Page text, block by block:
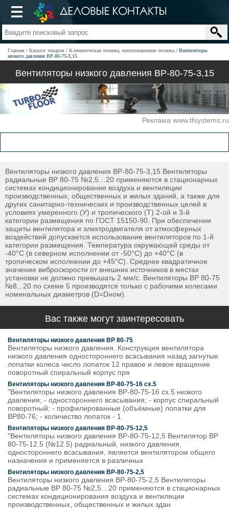
Главная Каталог товаров Климатическая техника, вентиляционная техника
Вентиляторы
низкого давления ВР-80-75-3,15
Вентиляторы низкого давления ВР-80-75-3,15
Реклама www.tfsystems.ru
Вентиляторы низкого давления ВР-80-75-3,15 Вентиляторы
радиальные ВР 80-75 №2,5…20 применяются в стационарных
системах кондиционирования воздуха и вентиляции
производственных, общественных и жилых зданий, а также для
других санитарно-технических и производственных целей в
условиях умеренного (У) и тропического (Т) 2-ой и 3-й
категории размещения по ГОСТ 15150-90. При обеспечении
защиты вентилятора и электродвигателя от атмосферных
воздействий допускается использование вентиляторов по 1-й
категории размещения. Температура окружающей среды от
-40°С (в северном исполнении от -50°С) до +40°С (в
тропическом исполнении до +45°С). Среднее квадратичное
значение виброскорости от внешних источников в местах
установки не должно превышать 2 мм/с. Вентиляторы ВР 80-75
№8...20 по схеме 5 производятся только с рабочими колесами
номинальных диаметров (D=Dном).
Вас также могут заинтересовать
Вентиляторы низкого давления ВР 80-75
Вентиляторы низкого давления. Конструкция вентилятора
низкого давления одностороннего всасывания назад загнутые
лопатки колеса число лопаток 12 правое и левое вращение
поворотный спиральный корпус пря
Вентиляторы низкого давления ВР-80-75-16 сх.5
"Вентиляторы низкого давления ВР-80-75-16 сх.5 низкого
давления; - одностороннего всасывания; - корпус спиральный
поворотный; - профилированные (объёмные) лопатки для
ВР80-76; - количество лопаток - 1
Вентиляторы низкого давления ВР-80-75-12,5
"Вентиляторы низкого давления ВР-80-75-12,5 Вентилятор ВР
80-75-12.5 (№12.5) радиальный, низкого давления,
одностороннего всасывания, является вентилятором общего
назначения и применяется в различных
Вентиляторы низкого давления ВР-80-75-2,5
Вентиляторы низкого давления ВР-80-75-2,5 Вентиляторы
радиальные ВР 80-75 №2,5…20 применяются в стационарных
системах кондиционирования воздуха и вентиляции
производственных, общественных и жилых здан